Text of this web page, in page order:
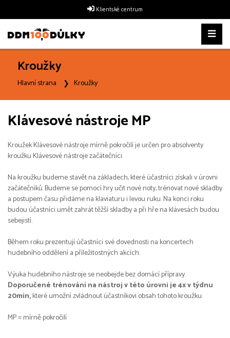
Klientské centrum
Kroužky
Hlavní strana Kroužky
Klávesové nástroje MP
Kroužek Klávesové nástroje mírně pokročilí je určen pro absolventy
kroužku Klávesové nástroje začátečníci.
Na kroužku budeme stavět na základech, které účastníci získali v úrovni
začátečníků. Budeme se pomocí hry učit nové noty, trénovat nové skladby
a postupem času přidáme na klaviaturu i levou ruku. Na konci roku
budou účastníci umět zahrát těžší skladby a při hře na klávesách budou
sebejistí.
Během roku prezentují účastníci své dovednosti na koncertech
hudebního oddělení a příležitostných akcích.
Výuka hudebního nástroje se neobejde bez domácí přípravy.
Doporučené trénování na nástroj v této úrovni je 4x v týdnu
20min,které umožní zvládnout účastníkovi obsah tohoto kroužku.
MP = mírně pokročilí